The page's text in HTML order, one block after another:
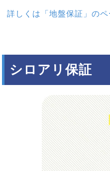
詳しくは「地盤保証」のペ
シロアリ保証